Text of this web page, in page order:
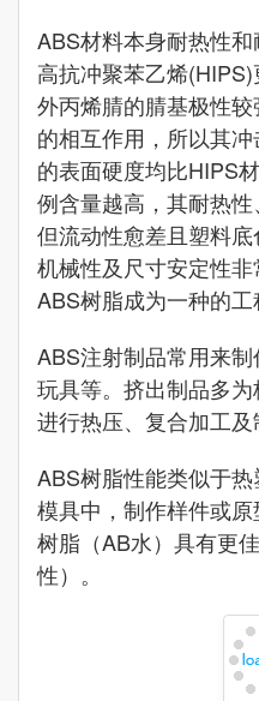
ABS材料本身耐热性
高抗冲聚苯乙烯
外丙烯腈的腈基极性
的相互作用，所以其
的表面硬度均比HIPS
例含量越高，其耐热性
但流动性愈差且塑料
机械性及尺寸安定性
ABS树脂成为一种的工
ABS注射制品常用来制
玩具等。挤出制品多
进行热压、复合加工及
ABS树脂性能类似于
模具中，制作样件或
树脂（AB水）具有更
性）。